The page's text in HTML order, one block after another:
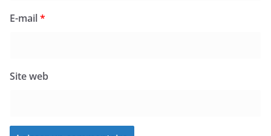
E-mail*
Site web